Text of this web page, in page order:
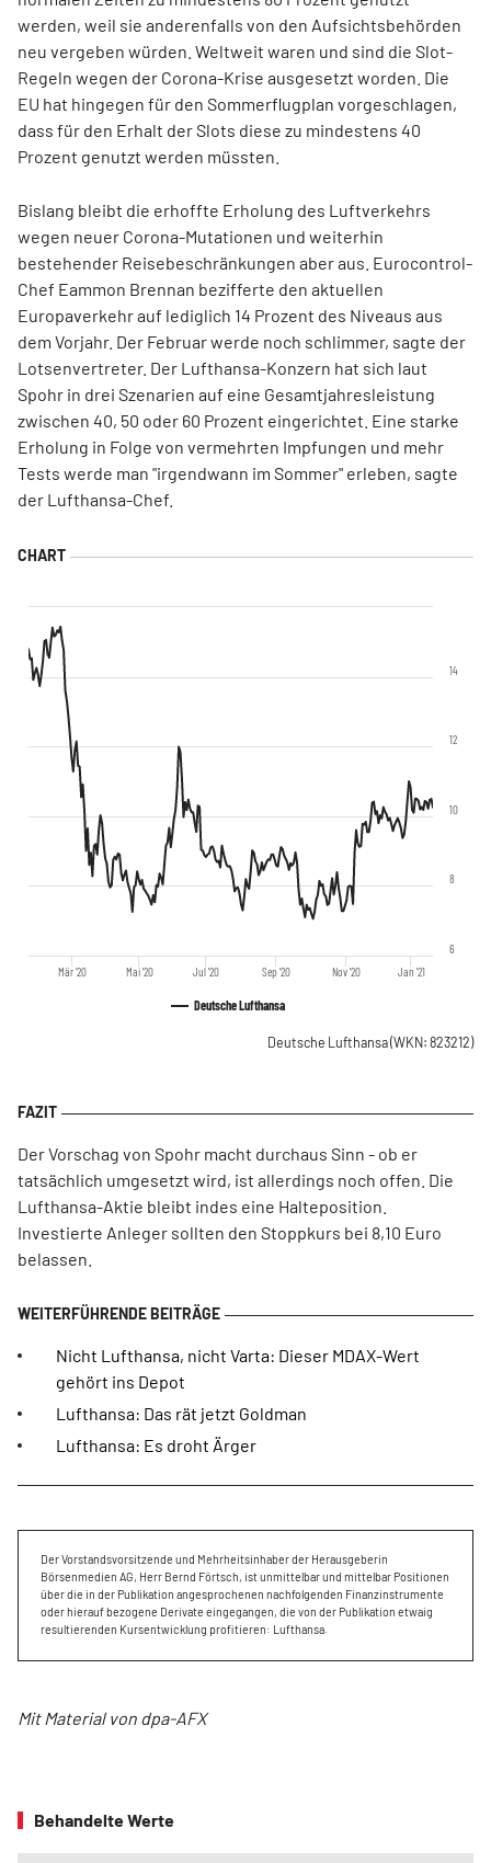
werden, weil sie anderenfalls von den Aufsichtsbehörden
neu vergeben würden. Weltweit waren und sind die Slot-
Regeln wegen der Corona-Krise ausgesetzt worden. Die
EU hat hingegen für den Sommerflugplan vorgeschlagen,
dass für den Erhalt der Slots diese zu mindestens 40
Prozent genutzt werden müssten.
Bislang bleibt die erhoffte Erholung des Luftverkehrs
wegen neuer Corona-Mutationen und weiterhin
bestehender Reisebeschränkungen aber aus. Eurocontrol-
Chef Eammon Brennan bezifferte den aktuellen
Europaverkehr auf lediglich 14 Prozent des Niveaus aus
dem Vorjahr. Der Februar werde noch schlimmer, sagte der
Lotsenvertreter. Der Lufthansa-Konzern hat sich laut
Spohr in drei Szenarien auf eine Gesamtjahresleistung
zwischen 40, 50 oder 60 Prozent eingerichtet. Eine starke
Erholung in Folge von vermehrten Impfungen und mehr
Tests werde man "irgendwann im Sommer" erleben, sagte
der Lufthansa-Chef.
Deutsche Lufthansa
Mär '20 Mai '20 Jul '20 Sep '20 Nov '20 Jan '21
6
8
10
12
14
Deutsche Lufthansa(WKN: 823212)
Der Vorschag von Spohr macht durchaus Sinn - ob er
tatsächlich umgesetzt wird, ist allerdings noch offen. Die
Lufthansa-Aktie bleibt indes eine Halteposition.
Investierte Anleger sollten den Stoppkurs bei 8,10 Euro
belassen.
Nicht Lufthansa, nicht Varta: Dieser MDAX-Wert
gehört ins Depot
Lufthansa: Das rät jetzt Goldman
Lufthansa: Es droht Ärger
Der Vorstandsvorsitzende und Mehrheitsinhaber der Herausgeberin
Börsenmedien AG, Herr Bernd Förtsch, ist unmittelbar und mittelbar Positionen
über die in der Publikation angesprochenen nachfolgenden Finanzinstrumente
oder hierauf bezogene Derivate eingegangen, die von der Publikation etwaig
resultierenden Kursentwicklung profitieren: Lufthansa.
Mit Material von dpa-AFX
Behandelte Werte